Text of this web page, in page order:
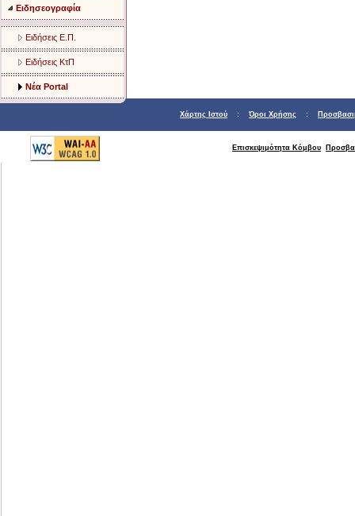
Ειδησεογραφία
Ειδήσεις Ε.Π.
Ειδήσεις ΚτΠ
Νέα Portal
Χάρτης Ιστού : Όροι Χρήσης :
Επισκεψιμότητα Κόμβου